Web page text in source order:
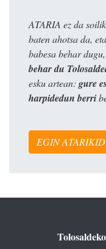
ATARIA ez da
baten ahotsa da,
babesa behar
behar du
esku artean: gure
harpidedun berri
EGIN